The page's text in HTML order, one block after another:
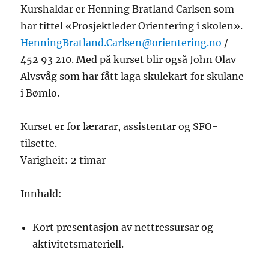
Kurshaldar er Henning Bratland Carlsen som
har tittel «Prosjektleder Orientering i skolen».
HenningBratland.Carlsen@orientering.no /
452 93 210. Med på kurset blir også John Olav
Alvsvåg som har fått laga skulekart for skulane
i Bømlo.
Kurset er for lærarar, assistentar og SFO-
tilsette.
Varigheit: 2 timar
Innhald:
Kort presentasjon av nettressursar og
aktivitetsmateriell.